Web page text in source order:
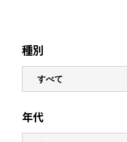
種別
年代